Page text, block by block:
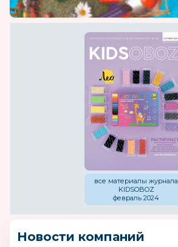
все материалы журнала
KIDSOBOZ
февраль 2024
Новости компаний